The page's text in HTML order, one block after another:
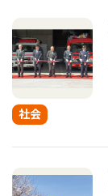
社会